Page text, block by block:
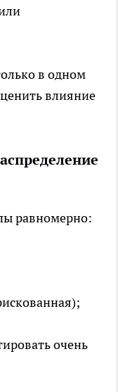
в одном
влияние
равномерно:
очень